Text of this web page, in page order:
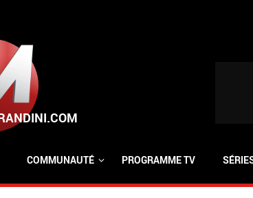
COMMUNAUTÉ PROGRAMME TV